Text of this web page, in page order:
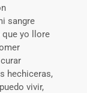
sangre
yo llore
hechiceras,
vivir,